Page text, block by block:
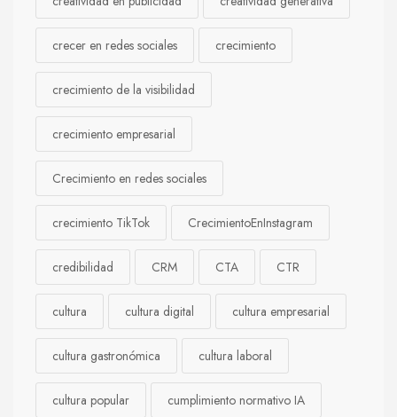
crecer en redes sociales crecimiento
crecimiento de la visibilidad
crecimiento empresarial
Crecimiento en redes sociales
crecimiento TikTok CrecimientoEnInstagram
credibilidad CRM CTA CTR
cultura cultura digital cultura empresarial
cultura gastronómica cultura laboral
cultura popular cumplimiento normativo IA